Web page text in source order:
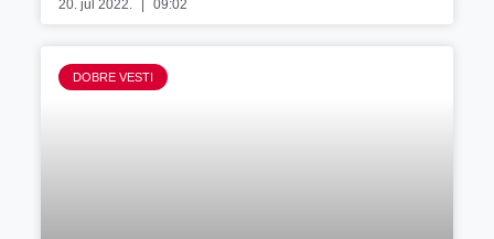
20. jul 2022. 09:02
DOBRE VESTI